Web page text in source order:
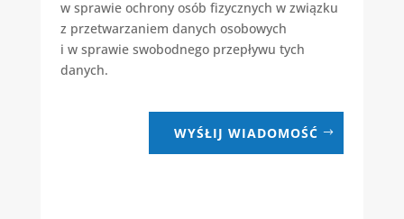
w sprawie ochrony osób fizycznych w związku
z przetwarzaniem danych osobowych
i w sprawie swobodnego przepływu tych
danych.
WYŚŁIJ WIADOMOŚĆ